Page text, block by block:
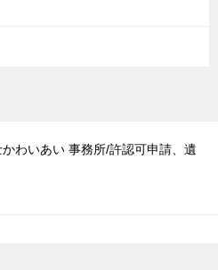
わいあい 事務所/許認可申請、遺